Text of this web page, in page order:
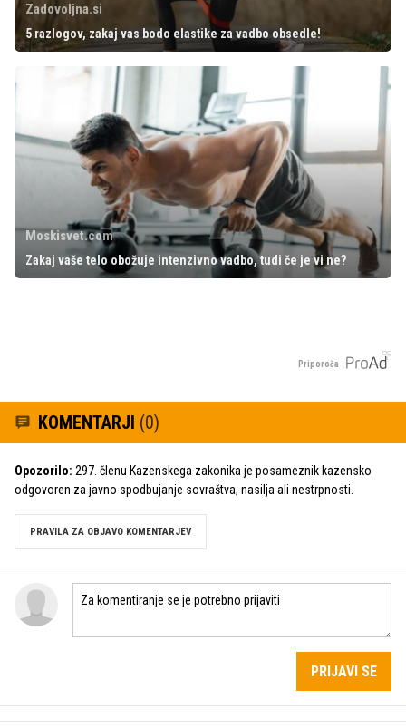
Zadovoljna.si
5 razlogov, zakaj vas bodo elastike za vadbo obsedle!
Moskisvet.com
Zakaj vaše telo obožuje intenzivno vadbo, tudi če je vi ne?
Priporoča
KOMENTARJI (0)
Opozorilo: 297. členu Kazenskega zakonika je posameznik kazensko
odgovoren za javno spodbujanje sovraštva, nasilja ali nestrpnosti.
PRAVILA ZA OBJAVO KOMENTARJEV
PRIJAVI SE